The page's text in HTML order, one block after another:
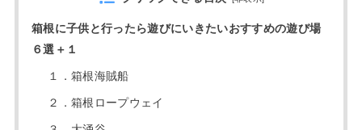
箱根に子供と行ったら遊びにいきたいおすすめの遊び場
６選＋１
１．箱根海賊船
２．箱根ロープウェイ